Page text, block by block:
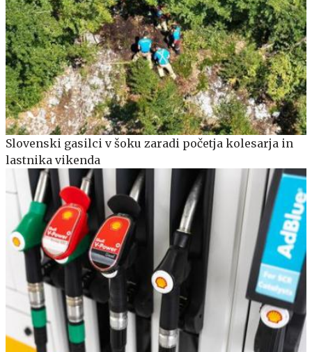
Slovenski gasilci v šoku zaradi početja kolesarja in
lastnika vikenda